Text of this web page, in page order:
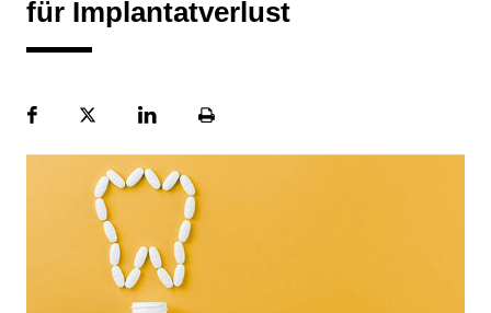
für Implantatverlust
FacebookPlattformLinekdInSeite